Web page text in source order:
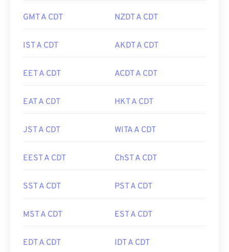
GMT A CDT NZDT A CDT
IST A CDT AKDT A CDT
EET A CDT ACDT A CDT
EAT A CDT HKT A CDT
JST A CDT WITA A CDT
EEST A CDT ChST A CDT
SST A CDT PST A CDT
MST A CDT EST A CDT
EDT A CDT IDT A CDT